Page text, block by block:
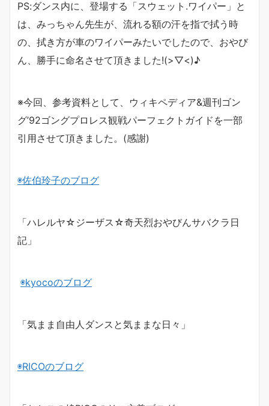
PS:ダンス内に、登場する「スウェット.ワイパー」と
は、みっちゃん先生が、流れる額の汗を指で拭う時
の、拭き方が車のワイパーみたいでしたので、おやび
ん、勝手に命名させて頂きました!(>▽<)♪
※今回、参考資料として、ウィキペディア&週刊ゴン
グ’92ゴングプロレス観戦パーフェクトガイドを一部
引用させて頂きました。(感謝)
◉佐伯玲子のブログ
「ハレルヤ☆ジーザス☆奇天烈おやびんサバクラ日
記」
◉kyocoのブログ
「気まま自由人ダンスと気ままな日々」
◉RICOのブログ